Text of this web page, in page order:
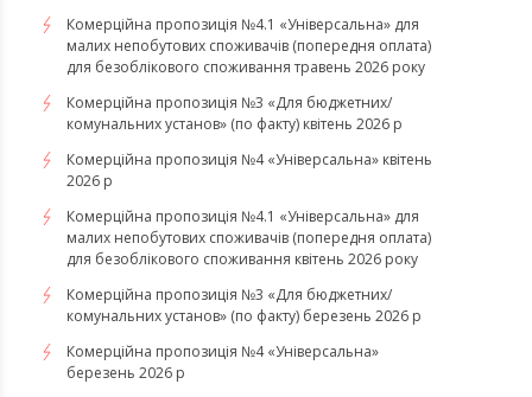
Комерційна пропозиція №4.1 «Універсальна» для
малих непобутових споживачів (попередня оплата)
для безоблікового споживання травень 2026 року
Комерційна пропозиція №3 «Для бюджетних/
комунальних установ» (по факту) квітень 2026 р
Комерційна пропозиція №4 «Універсальна» квітень
2026 р
Комерційна пропозиція №4.1 «Універсальна» для
малих непобутових споживачів (попередня оплата)
для безоблікового споживання квітень 2026 року
Комерційна пропозиція №3 «Для бюджетних/
комунальних установ» (по факту) березень 2026 р
Комерційна пропозиція №4 «Універсальна»
березень 2026 р